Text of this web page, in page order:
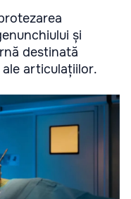
și
destinată
articulațiilor.